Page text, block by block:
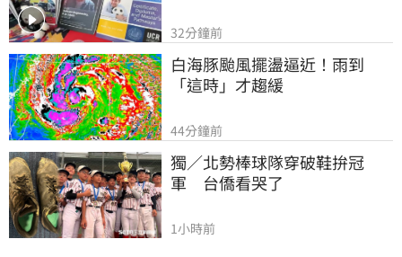
32分鐘前
白海豚颱風擺盪逼近！雨到
「這時」才趨緩
44分鐘前
獨／北勢棒球隊穿破鞋拚冠
軍　台僑看哭了
1小時前